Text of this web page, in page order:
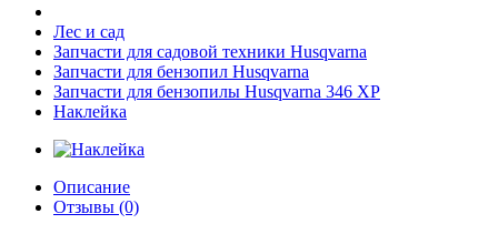
Лес и сад
Запчасти для садовой техники Husqvarna
Запчасти для бензопил Husqvarna
Запчасти для бензопилы Husqvarna 346 XP
Наклейка
Описание
Отзывы (0)